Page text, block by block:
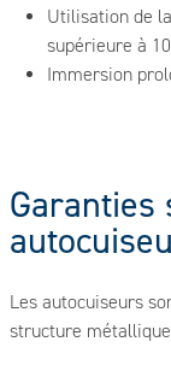
Utilisation de
supérieure à
Immersion
Garanties
Les autocuiseurs
structure